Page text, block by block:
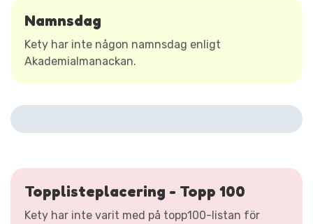
Namnsdag
Kety har inte någon namnsdag enligt
Akademialmanackan.
Topplisteplacering - Topp 100
Kety har inte varit med på topp100-listan för